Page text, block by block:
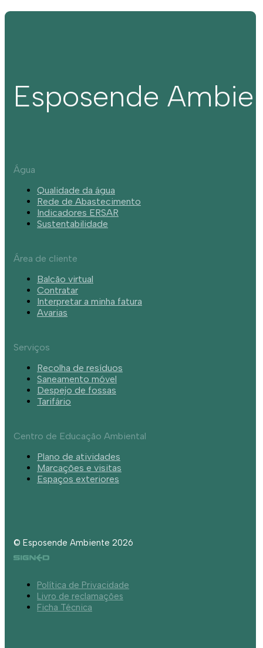
Esposende
Água
Qualidade da água
Rede de Abastecimento
Indicadores ERSAR
Sustentabilidade
Área de cliente
Balcão virtual
Contratar
Interpretar a minha fatura
Avarias
Serviços
Recolha de resíduos
Saneamento móvel
Despejo de fossas
Tarifário
Centro de Educação Ambiental
Plano de atividades
Marcações e visitas
Espaços exteriores
© Esposende Ambiente 2026
Política de Privacidade
Livro de reclamações
Ficha Técnica